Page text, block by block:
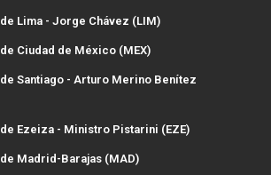
Lima - Jorge Chávez (LIM)
Ciudad de México (MEX)
Santiago - Arturo Merino Benítez
Ezeiza - Ministro Pistarini (EZE)
Madrid-Barajas (MAD)